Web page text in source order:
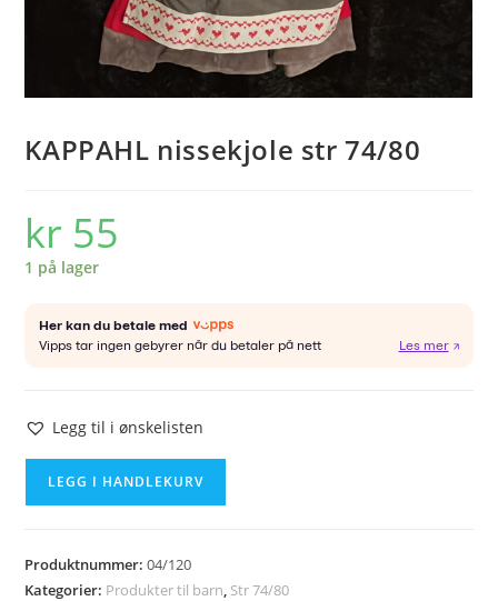
KAPPAHL nissekjole str 74/80
kr 55
1 på lager
Legg til i ønskelisten
74/80
antall
LEGG I HANDLEKURV
Produktnummer:04/120
Kategorier: Produkter til barn, Str 74/80